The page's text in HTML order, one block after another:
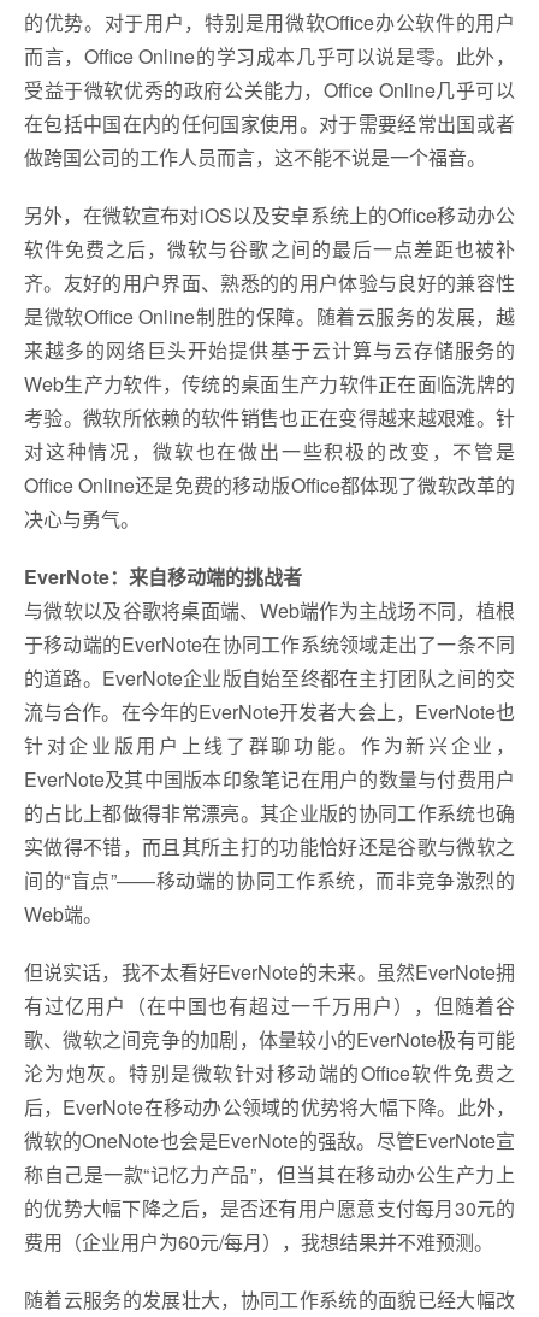
的优势。对于用户，特别是用微软Office办公软件的用户
而言，Office Online的学习成本几乎可以说是零。此外，
受益于微软优秀的政府公关能力，Office Online几乎可以
在包括中国在内的任何国家使用。对于需要经常出国或者
做跨国公司的工作人员而言，这不能不说是一个福音。
另外，在微软宣布对iOS以及安卓系统上的Office移动办公
软件免费之后，微软与谷歌之间的最后一点差距也被补
齐。友好的用户界面、熟悉的的用户体验与良好的兼容性
是微软Office Online制胜的保障。随着云服务的发展，越
来越多的网络巨头开始提供基于云计算与云存储服务的
Web生产力软件，传统的桌面生产力软件正在面临洗牌的
考验。微软所依赖的软件销售也正在变得越来越艰难。针
对这种情况，微软也在做出一些积极的改变，不管是
Office Online还是免费的移动版Office都体现了微软改革的
决心与勇气。
EverNote：来自移动端的挑战者
与微软以及谷歌将桌面端、Web端作为主战场不同，植根
于移动端的EverNote在协同工作系统领域走出了一条不同
的道路。EverNote企业版自始至终都在主打团队之间的交
流与合作。在今年的EverNote开发者大会上，EverNote也
针对企业版用户上线了群聊功能。作为新兴企业，
EverNote及其中国版本印象笔记在用户的数量与付费用户
的占比上都做得非常漂亮。其企业版的协同工作系统也确
实做得不错，而且其所主打的功能恰好还是谷歌与微软之
间的“盲点”——移动端的协同工作系统，而非竞争激烈的
Web端。
但说实话，我不太看好EverNote的未来。虽然EverNote拥
有过亿用户（在中国也有超过一千万用户），但随着谷
歌、微软之间竞争的加剧，体量较小的EverNote极有可能
沦为炮灰。特别是微软针对移动端的Office软件免费之
后，EverNote在移动办公领域的优势将大幅下降。此外，
微软的OneNote也会是EverNote的强敌。尽管EverNote宣
称自己是一款“记忆力产品”，但当其在移动办公生产力上
的优势大幅下降之后，是否还有用户愿意支付每月30元的
费用（企业用户为60元/每月），我想结果并不难预测。
随着云服务的发展壮大，协同工作系统的面貌已经大幅改